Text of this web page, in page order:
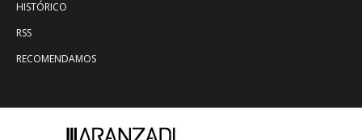
HISTÓRICO
RSS
RECOMENDAMOS